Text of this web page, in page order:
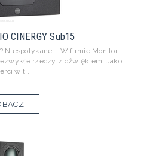
CINERGY Sub15
Niespotykane. W firmie Monitor
rzeczy z dźwiękiem. Jako
w t...